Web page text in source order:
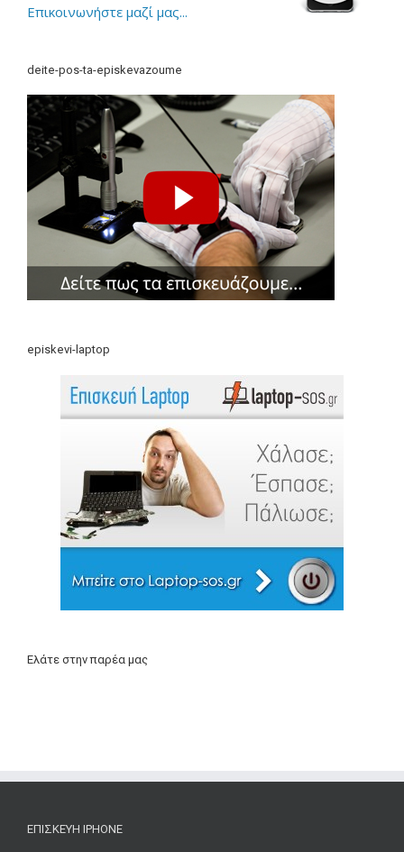
Επικοινωνήστε μαζί μας...
deite-pos-ta-episkevazoume
episkevi-laptop
Ελάτε στην παρέα μας
ΕΠΙΣΚΕΥΉ IPHONE